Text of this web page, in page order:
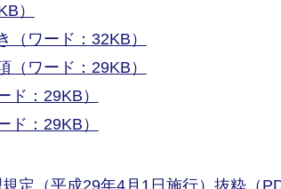
）
（ワード：32KB）
（ワード：29KB）
ド：29KB）
ド：29KB）
定（平成29年4月1日施行）抜粋（